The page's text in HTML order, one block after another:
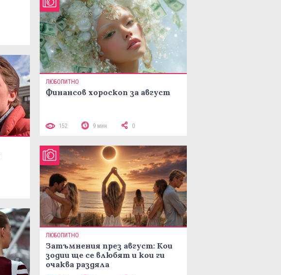
ЛЮБОПИТНО
Финансов хороскоп за август
152 9 мин 0
ЛЮБОПИТНО
Затъмнения през август: Кои
зодии ще се влюбят и кои ги
очаква раздяла